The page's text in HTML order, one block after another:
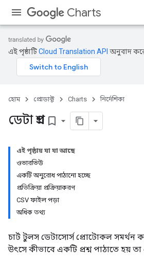
Charts
এই পৃষ্ঠাটিCloud Translation API অনুবাদ
হোম প্রোডাক্ট Charts নির্দেশিকা
ডেটা প্রশ্ন bookmark_border
এই পৃষ্ঠায় যা যা আছে
ওভারভিউ
একটি অনুরোধ পাঠানো হচ্ছে
প্রতিক্রিয়া প্রক্রিয়াকরণ
CSV ফাইল পড়া
অধিক তথ্য
চার্ট টুলস ডেটাসোর্স প্রোটোকল সমর্থন
উৎসে কীভাবে একটি প্রশ্ন পাঠাতে হয় তা